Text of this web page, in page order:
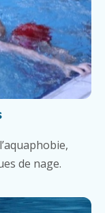
de nage.